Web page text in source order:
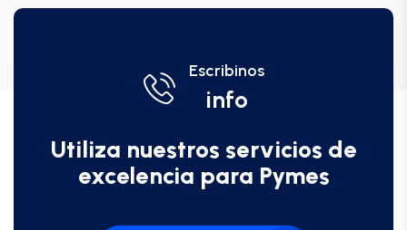
Escribinos
info
Utiliza nuestros servicios de
excelencia para Pymes